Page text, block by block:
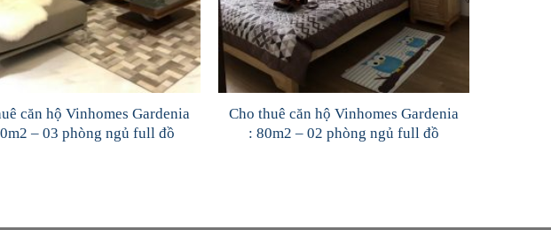
căn hộ Vinhomes Gardenia
– 03 phòng ngủ full đồ
Cho thuê căn hộ Vinhomes Gardenia
: 80m2 – 02 phòng ngủ full đồ